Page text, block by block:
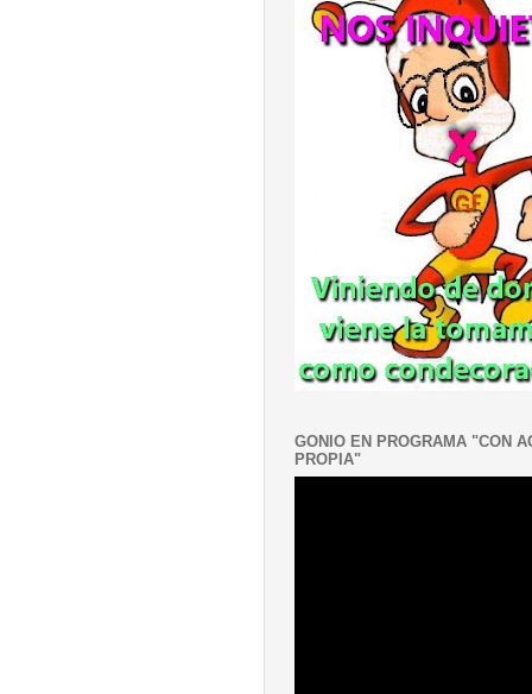
GONIO EN PROGRAMA "CON
PROPIA"